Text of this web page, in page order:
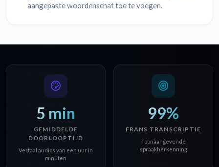
aangepaste woordenschat toe te voegen.
5 min
GEMIDDELDE
DOORLOOPTIJD
Vertaal audios van een uur in
minuten
99%
FRANS TRANSCRIPTIE
Toonaangevende
spraakherkenning